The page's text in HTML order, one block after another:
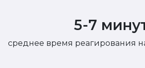
5-7
среднее время реагирования